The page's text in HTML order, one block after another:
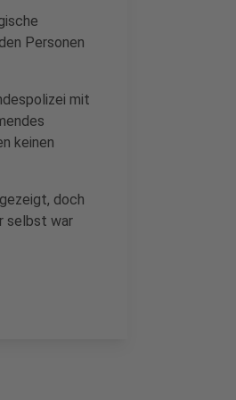
Personen
mit
keinen
doch
selbst war